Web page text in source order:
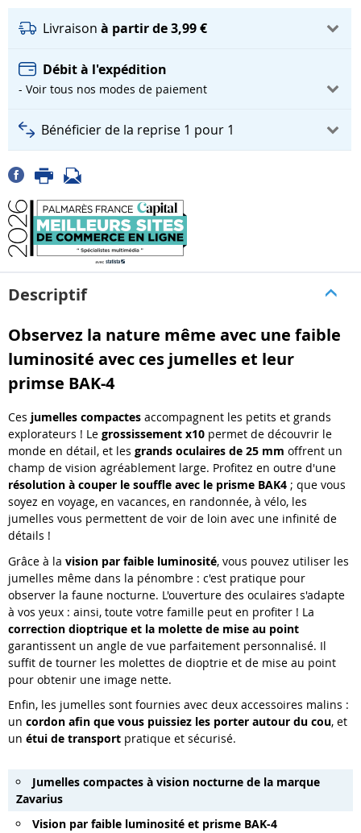
Livraison à partir de 3,99 €
Débit à l'expédition
- Voir tous nos modes de paiement
Bénéficier de la reprise 1 pour 1
Descriptif
Observez la nature même avec une faible
luminosité avec ces jumelles et leur
primse BAK-4
Ces jumelles compactes accompagnent les petits et grands
explorateurs ! Le grossissement x10 permet de découvrir le
monde en détail, et les grands oculaires de 25 mm offrent un
champ de vision agréablement large. Profitez en outre d'une
résolution à couper le souffle avec le prisme BAK4 ; que vous
soyez en voyage, en vacances, en randonnée, à vélo, les
jumelles vous permettent de voir de loin avec une infinité de
détails !
Grâce à la vision par faible luminosité, vous pouvez utiliser les
jumelles même dans la pénombre : c'est pratique pour
observer la faune nocturne. L'ouverture des oculaires s'adapte
à vos yeux : ainsi, toute votre famille peut en profiter ! La
correction dioptrique et la molette de mise au point
garantissent un angle de vue parfaitement personnalisé. Il
suffit de tourner les molettes de dioptrie et de mise au point
pour obtenir une image nette.
Enfin, les jumelles sont fournies avec deux accessoires malins :
un cordon afin que vous puissiez les porter autour du cou, et
un étui de transport pratique et sécurisé.
Jumelles compactes à vision nocturne de la marque
Zavarius
Vision par faible luminosité et prisme BAK-4